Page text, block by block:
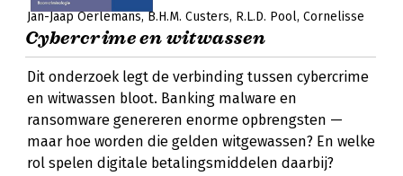
Jan-Jaap Oerlemans B.H.M. Custers R.L.D. Pool Cornelisse
Cybercrime en witwassen
Dit onderzoek legt de verbinding tussen cybercrime
en witwassen bloot. Banking malware en
ransomware genereren enorme opbrengsten —
maar hoe worden die gelden witgewassen? En welke
rol spelen digitale betalingsmiddelen daarbij?